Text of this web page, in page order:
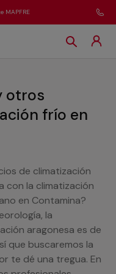
MAPFRE
otros
frío en
de climatización
con la climatización
en Contamina?
la
aragonesa es de
que buscaremos la
te dé una tregua. En